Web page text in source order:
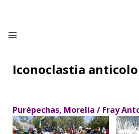
Iconoclastia
Purépechas, Morelia / Fray